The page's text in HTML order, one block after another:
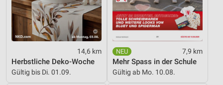
14,6 km
Herbstliche Deko-Woche
Gültig bis Di. 01.09.
7,9 km
Mehr Spass in der Schule
Gültig ab Mo. 10.08.